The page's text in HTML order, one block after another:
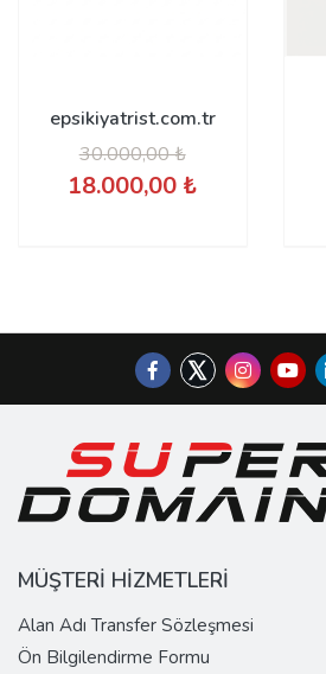
epsikiyatrist.com.tr
30.000,00 ₺
18.000,00 ₺
MÜŞTERİ HİZMETLERİ
Alan Adı Transfer Sözleşmesi
Ön Bilgilendirme Formu